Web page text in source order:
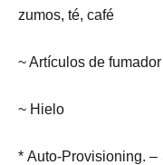
zumos, té, café
~ Artículos de fumador
~ Hielo
* Auto-Provisioning.